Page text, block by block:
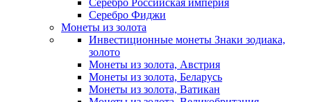
Серебро Российская империя
Серебро Фиджи
Монеты из золота
Инвестиционные монеты Знаки зодиака,
золото
Монеты из золота, Австрия
Монеты из золота, Беларусь
Монеты из золота, Ватикан